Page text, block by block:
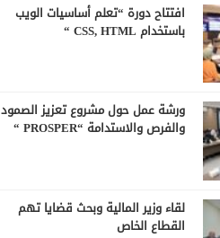
افتتاح دورة “تعلم أساسيات الويب
باستخدام CSS, HTML “
ورشة عمل حول مشروع تعزيز الصمود
والفرص والاستدامة “PROSPER “
لقاء وزير المالية وبحث قضايا تهم
القطاع الخاص